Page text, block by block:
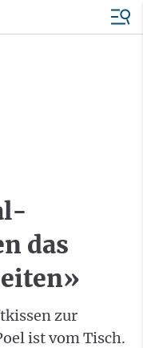
das
zur
ist vom Tisch.